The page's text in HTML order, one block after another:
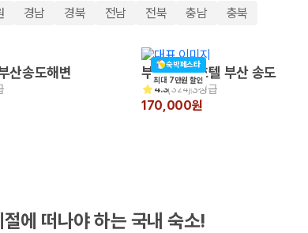
는 질문
비교해야 하나요?
경남 경북 전남 전북 충남 충북
산송도해변
숙박페스타
최대 7만원 할인
부산 비치 호텔 부산 송도
4.3( 324)3성급
170,000원
에 떠나야 하는 국내 숙소!